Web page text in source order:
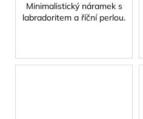
Minimalistický náramek s
labradoritem a říční perlou.